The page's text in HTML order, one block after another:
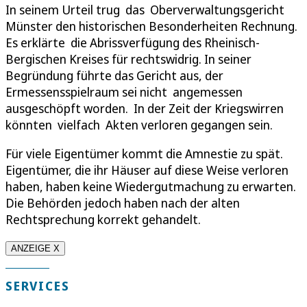
In seinem Urteil trug das Oberverwaltungsgericht
Münster den historischen Besonderheiten Rechnung.
Es erklärte die Abrissverfügung des Rheinisch-
Bergischen Kreises für rechtswidrig. In seiner
Begründung führte das Gericht aus, der
Ermessensspielraum sei nicht angemessen
ausgeschöpft worden. In der Zeit der Kriegswirren
könnten vielfach Akten verloren gegangen sein.
Für viele Eigentümer kommt die Amnestie zu spät.
Eigentümer, die ihr Häuser auf diese Weise verloren
haben, haben keine Wiedergutmachung zu erwarten.
Die Behörden jedoch haben nach der alten
Rechtsprechung korrekt gehandelt.
ANZEIGE X
SERVICES